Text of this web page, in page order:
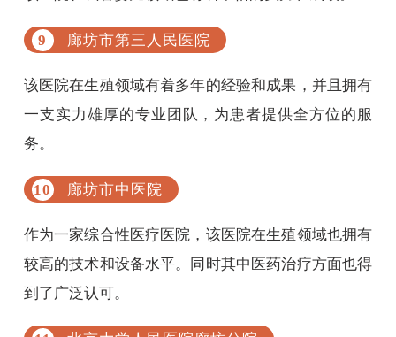
廊坊市第三人民医院
该医院在生殖领域有着多年的经验和成果，并且拥有
一支实力雄厚的专业团队，为患者提供全方位的服
务。
廊坊市中医院
作为一家综合性医疗医院，该医院在生殖领域也拥有
较高的技术和设备水平。同时其中医药治疗方面也得
到了广泛认可。